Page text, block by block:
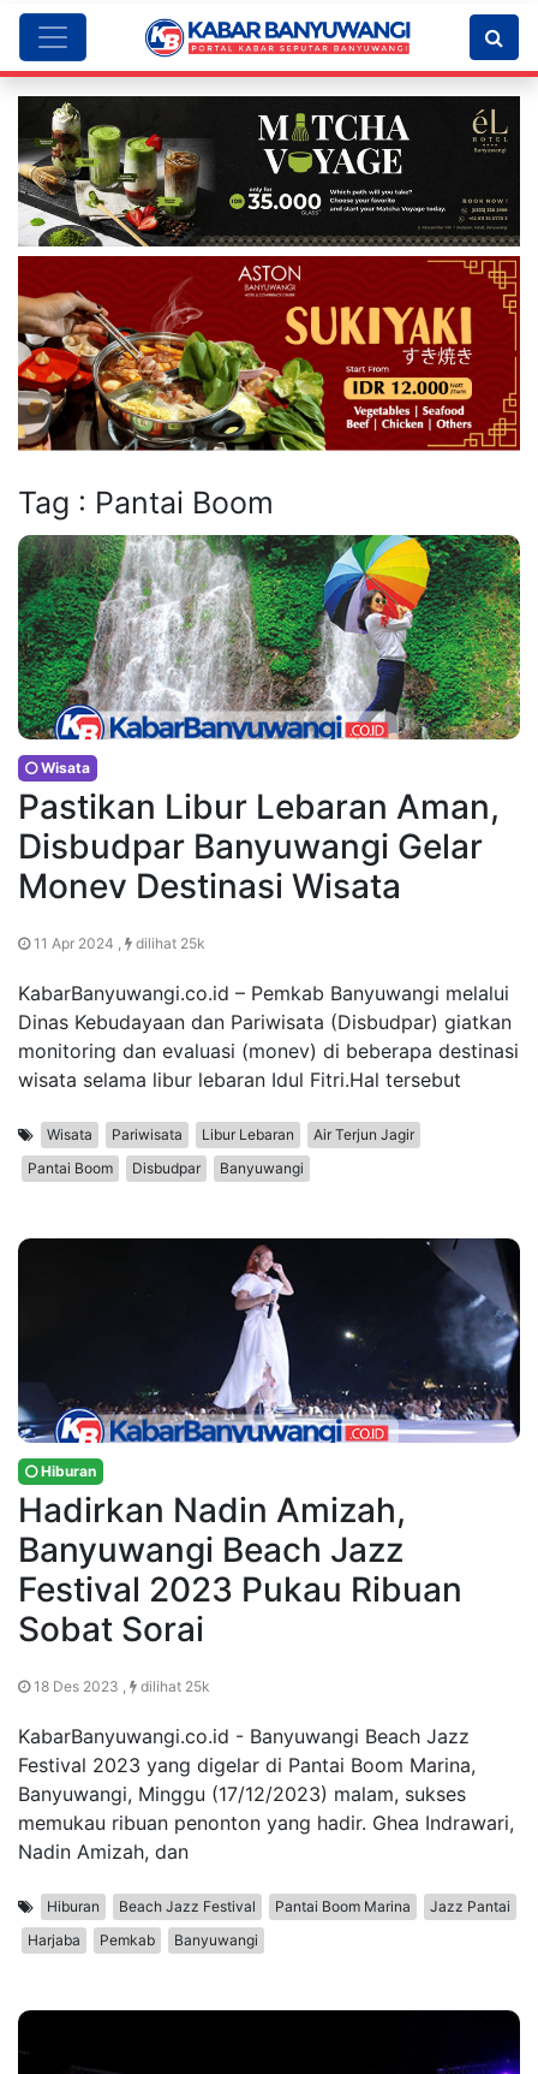
Tag : Pantai Boom
Wisata
Pastikan Libur Lebaran Aman,
Disbudpar Banyuwangi Gelar
Monev Destinasi Wisata
11 Apr 2024 , dilihat 25k
KabarBanyuwangi.co.id – Pemkab Banyuwangi melalui
Dinas Kebudayaan dan Pariwisata (Disbudpar) giatkan
monitoring dan evaluasi (monev) di beberapa destinasi
wisata selama libur lebaran Idul Fitri.Hal tersebut
Wisata Pariwisata Libur Lebaran
Air Terjun Jagir
Pantai Boom
Disbudpar Banyuwangi
Hiburan
Hadirkan Nadin Amizah,
Banyuwangi Beach Jazz
Festival 2023 Pukau Ribuan
Sobat Sorai
18 Des 2023 , dilihat 25k
KabarBanyuwangi.co.id - Banyuwangi Beach Jazz
Festival 2023 yang digelar di Pantai Boom Marina,
Banyuwangi, Minggu (17/12/2023) malam, sukses
memukau ribuan penonton yang hadir. Ghea Indrawari,
Nadin Amizah, dan
Hiburan Beach Jazz Festival Pantai Boom Marina
Jazz Pantai
Harjaba
Pemkab Banyuwangi